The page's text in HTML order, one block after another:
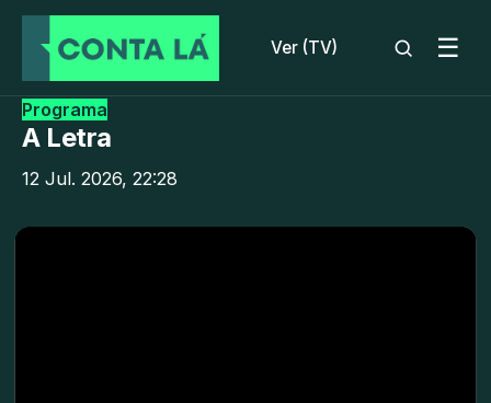
Ver (TV) ☰
Programa
A Letra
12 Jul. 2026, 22:28